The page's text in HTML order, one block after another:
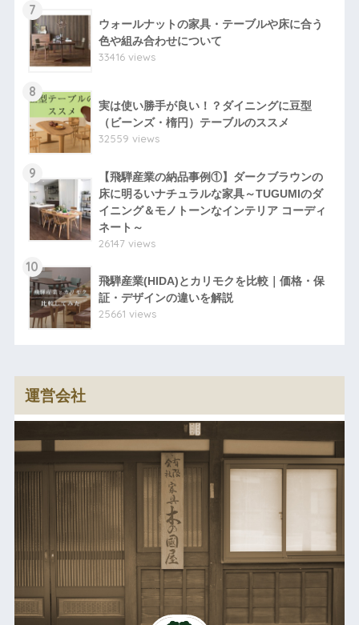
7
ウォールナットの家具・テーブルや床に合う
色や組み合わせについて
33416 views
8
実は使い勝手が良い！？ダイニングに豆型
（ビーンズ・楕円）テーブルのススメ
32559 views
9
【飛騨産業の納品事例①】ダークブラウンの
床に明るいナチュラルな家具～TUGUMIのダ
イニング＆モノトーンなインテリア コーディ
ネート～
26147 views
10
飛騨産業(HIDA)とカリモクを比較｜価格・保
証・デザインの違いを解説
25661 views
運営会社